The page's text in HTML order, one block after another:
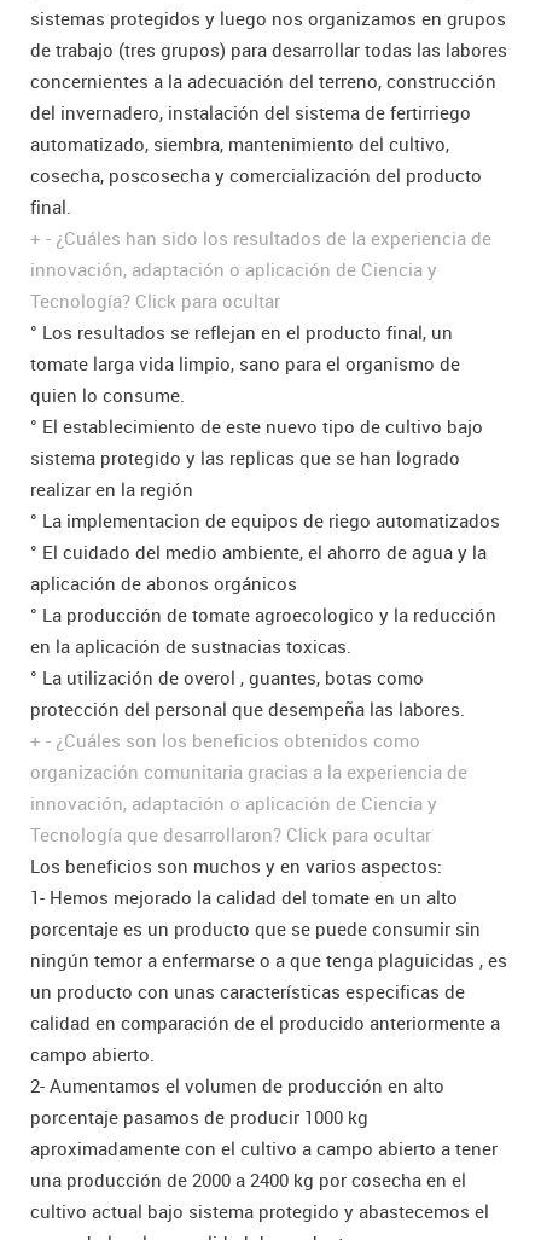
sistemas protegidos y luego nos organizamos en grupos
de trabajo (tres grupos) para desarrollar todas las labores
concernientes a la adecuación del terreno, construcción
del invernadero, instalación del sistema de fertirriego
automatizado, siembra, mantenimiento del cultivo,
cosecha, poscosecha y comercialización del producto
final.
+ - ¿Cuáles han sido los resultados de la experiencia de
innovación, adaptación o aplicación de Ciencia y
Tecnología? Click para ocultar
° Los resultados se reflejan en el producto final, un
tomate larga vida limpio, sano para el organismo de
quien lo consume.
° El establecimiento de este nuevo tipo de cultivo bajo
sistema protegido y las replicas que se han logrado
realizar en la región
° La implementacion de equipos de riego automatizados
° El cuidado del medio ambiente, el ahorro de agua y la
aplicación de abonos orgánicos
° La producción de tomate agroecologico y la reducción
en la aplicación de sustnacias toxicas.
° La utilización de overol , guantes, botas como
protección del personal que desempeña las labores.
+ - ¿Cuáles son los beneficios obtenidos como
organización comunitaria gracias a la experiencia de
innovación, adaptación o aplicación de Ciencia y
Tecnología que desarrollaron? Click para ocultar
Los beneficios son muchos y en varios aspectos:
1- Hemos mejorado la calidad del tomate en un alto
porcentaje es un producto que se puede consumir sin
ningún temor a enfermarse o a que tenga plaguicidas , es
un producto con unas características especificas de
calidad en comparación de el producido anteriormente a
campo abierto.
2- Aumentamos el volumen de producción en alto
porcentaje pasamos de producir 1000 kg
aproximadamente con el cultivo a campo abierto a tener
una producción de 2000 a 2400 kg por cosecha en el
cultivo actual bajo sistema protegido y abastecemos el